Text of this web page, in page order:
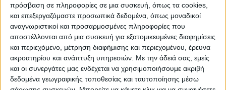
πρόσβαση σε πληροφορίες σε μια συσκευή, όπως τα cookies,
και επεξεργαζόμαστε προσωπικά δεδομένα, όπως μοναδικοί
αναγνωριστικοί και προσαρμοσμένες πληροφορίες που
αποστέλλονται από μια συσκευή για εξατομικευμένες διαφημίσεις
και περιεχόμενο, μέτρηση διαφήμισης και περιεχομένου, έρευνα
ακροατηρίου και ανάπτυξη υπηρεσιών. Με την άδειά σας, εμείς
και οι συνεργάτες μας ενδέχεται να χρησιμοποιήσουμε ακριβή
δεδομένα γεωγραφικής τοποθεσίας και ταυτοποίησης μέσω
αρμονικά το πρωτοποριακό design με τα πιο ανθεκτικά
υλικά, κατάλληλο για να αναδείξει το ακόμη και το πιο
μικρο χώρο. Σετ τριών τεμαχίων:-
Τραπέζι Natali pakoworld MDF σε απόχρωση λευκό-με
πόδια φυσικό 80x80x76εκΤεχνικά χαρακτηριστικά:
Επιφάνεια κατασκευασμένη από υψηλής ποιότητας MDF